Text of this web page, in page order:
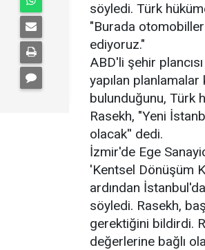
söyledi. Türk
"Burada
ediyoruz."
ABD'li şehir
yapılan
bulunduğunu, Türk
Rasekh, "Yeni
olacak'' dedi.
İzmir'de Ege
'Kentsel Dönüşüm
ardından
söyledi. Rasekh,
gerektiğini bildirdi.
değerlerine bağlı